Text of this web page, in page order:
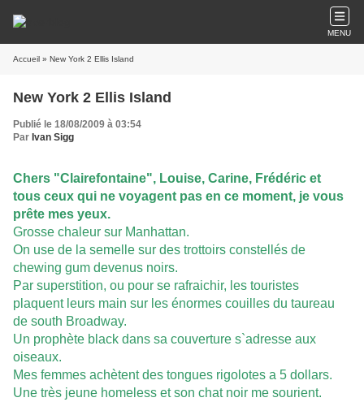
MENU
Accueil » New York 2 Ellis Island
New York 2 Ellis Island
Publié le 18/08/2009 à 03:54
Par Ivan Sigg
Chers "Clairefontaine", Louise, Carine, Frédéric et
tous ceux qui ne voyagent pas en ce moment, je vous
prête mes yeux.
Grosse chaleur sur Manhattan.
On use de la semelle sur des trottoirs constellés de
chewing gum devenus noirs.
Par superstition, ou pour se rafraichir, les touristes
plaquent leurs main sur les énormes couilles du taureau
de south Broadway.
Un prophète black dans sa couverture s`adresse aux
oiseaux.
Mes femmes achètent des tongues rigolotes a 5 dollars.
Une très jeune homeless et son chat noir me sourient.